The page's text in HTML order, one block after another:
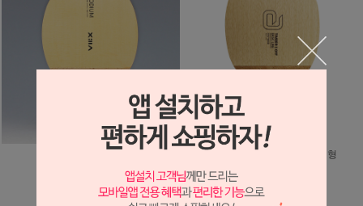
60,000원
[andro] 팀버(Timber) 5 반전형
69,600원